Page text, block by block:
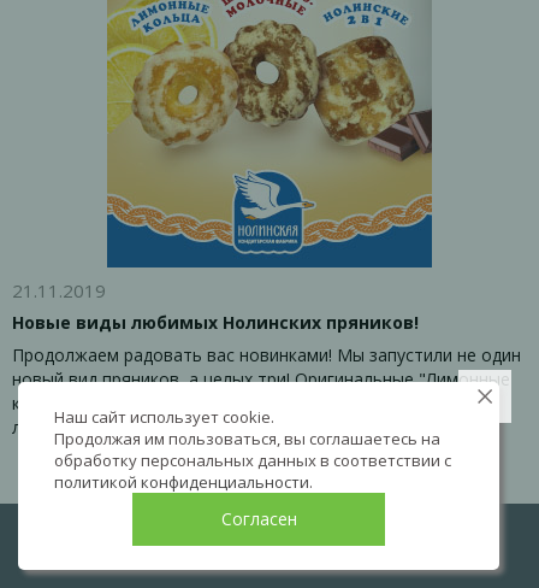
21.11.2019
Новые виды любимых Нолинских пряников!
Продолжаем радовать вас новинками! Мы запустили не один
новый вид пряников, а целых три! Оригинальные "Лимонные
кольца", классические "Кольца" шоколадно-молочные и
любимые "Нолинские 2 в 1" - спешите попробовать!
Наш сайт использует cookie.
Продолжая им пользоваться, вы соглашаетесь на
обработку персональных данных в соответствии с
политикой конфиденциальности.
Согласен